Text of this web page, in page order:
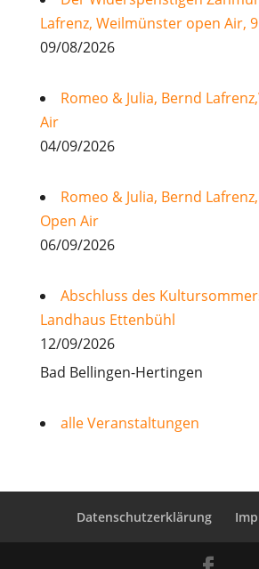
Lafrenz, Weilmünster open Air,
09/08/2026
Romeo & Julia, Bernd
Air
04/09/2026
Romeo & Julia, Bernd
Open Air
06/09/2026
Abschluss des
Landhaus Ettenbühl
12/09/2026
Bad Bellingen-Hertingen
alle Veranstaltungen
Datenschutzerklärung